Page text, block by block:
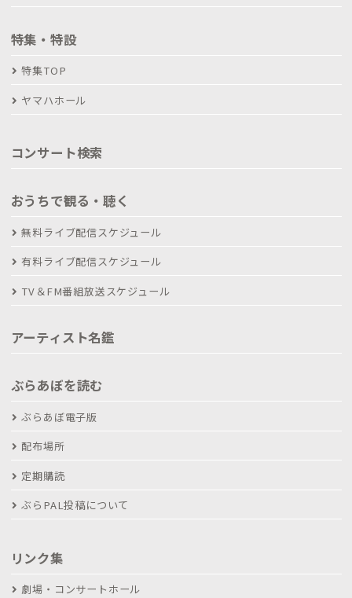
特集・特設
特集TOP
ヤマハホール
コンサート検索
おうちで観る・聴く
無料ライブ配信スケジュール
有料ライブ配信スケジュール
TV＆FM番組放送スケジュール
アーティスト名鑑
ぶらあぼを読む
ぶらあぼ電子版
配布場所
定期購読
ぶらPAL投稿について
リンク集
劇場・コンサートホール